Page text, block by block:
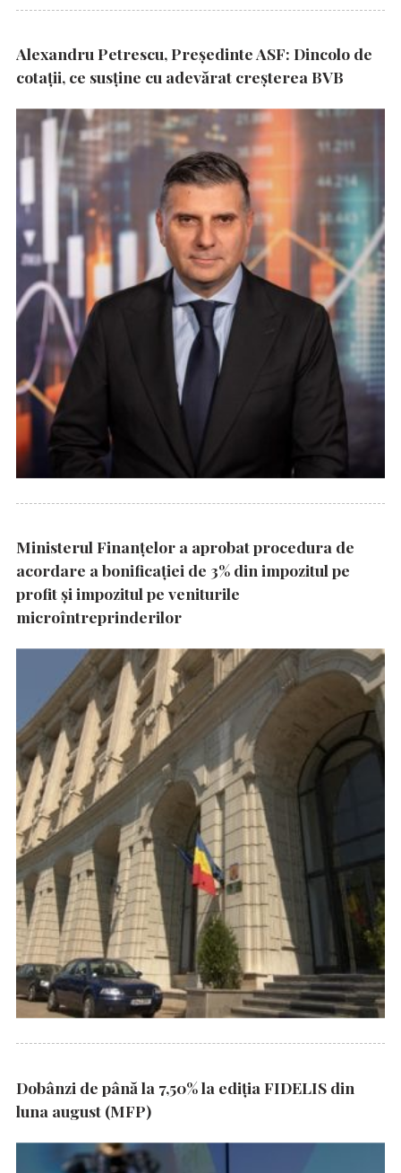
Alexandru Petrescu, Președinte ASF: Dincolo de
cotații, ce susține cu adevărat creșterea BVB
Ministerul Finanțelor a aprobat procedura de
acordare a bonificației de 3% din impozitul pe
profit și impozitul pe veniturile
microîntreprinderilor
Dobânzi de până la 7,50% la ediția FIDELIS din
luna august (MFP)